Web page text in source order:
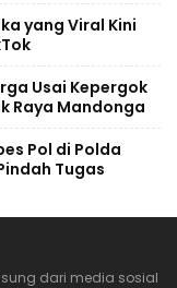
yang Viral Kini
Usai Kepergok
Raya Mandonga
Pol di Polda
Tugas
dari media sosial